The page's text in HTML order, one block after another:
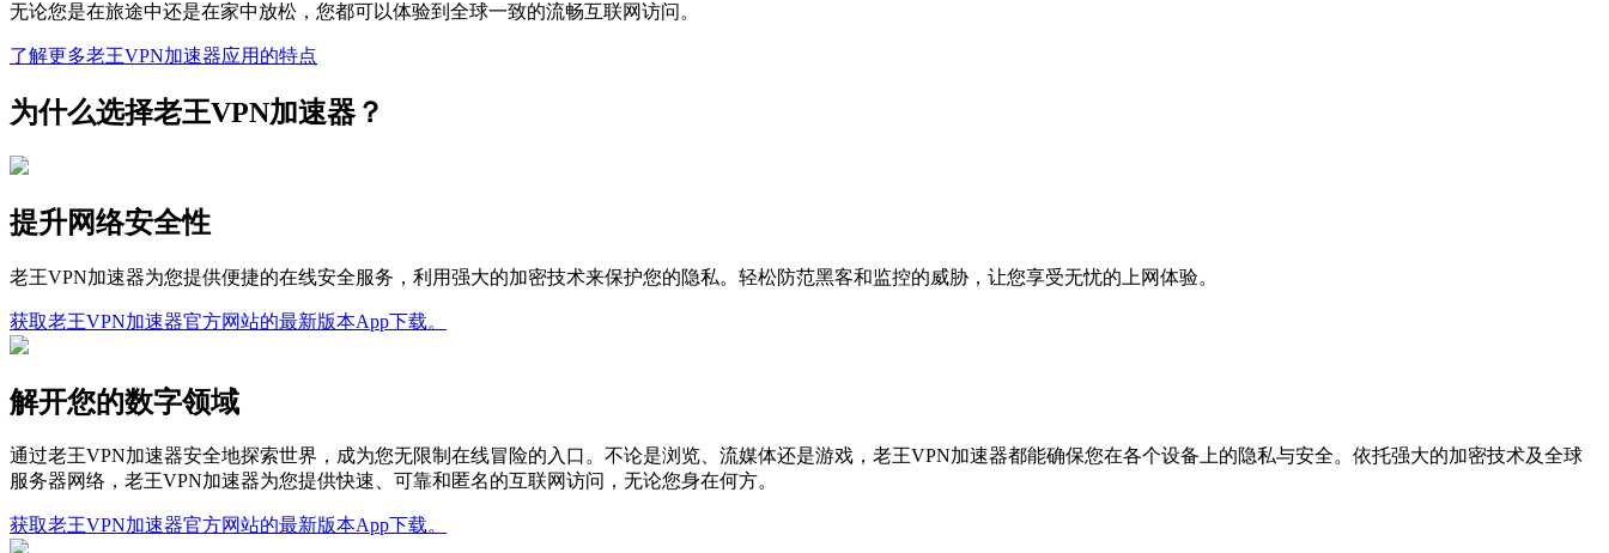
无论您是在旅途中还是在家中放松，您都可以体验到全球一致的流畅互联网访问。
了解更多老王VPN加速器应用的特点
为什么选择老王VPN加速器？
提升网络安全性
老王VPN加速器为您提供便捷的在线安全服务，利用强大的加密技术来保护您的隐私。轻松防范黑客和监控的威胁，让您享受无忧的上网体验。
获取老王VPN加速器官方网站的最新版本App下载。
解开您的数字领域
通过老王VPN加速器安全地探索世界，成为您无限制在线冒险的入口。不论是浏览、流媒体还是游戏，老王VPN加速器都能确保您在各个设备上的隐私与安全。依托强大的加密技术及全球
服务器网络，老王VPN加速器为您提供快速、可靠和匿名的互联网访问，无论您身在何方。
获取老王VPN加速器官方网站的最新版本App下载。